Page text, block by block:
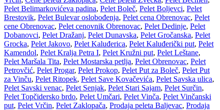
Pelet Belimarkovićeva padina, Pelet Boleč, Pelet Boljevci, Pelet
Brestovik, Pelet Bulevar oslobođenja, Pelet cena Obrenovac, Pelet
cene Obrenovac, Pelet cenovnik Obrenovac, Pelet Dedinje, Pelet
Dobanovci, Pelet Dražanj, Pelet Dunavska, Pelet Gročanska, Pelet
Grocka, Pelet Jakovo, Pelet Kaluđerica, Pelet Kaluđerički put, Pelet
Kamendol, Pelet Kralja Petra I, Pelet Kružni put, Pelet Leštane,
Pelet Maršala Tita, Pelet Mostarska petlja, Pelet Obrenovac, Pelet
Petrovčić, Pelet Progar, Pelet Prokop, Pelet Put za Boleč, Pelet Put
za Vinču, Pelet Ritopek, Pelet Save Kovačevića, Pelet Savska ulica,
Pelet Savski venac, Pelet Senjak, Pelet Stari Sajam, Pelet Surčin,
Pelet Topčidersko brdo, Pelet Umčari, Pelet Vinča, Pelet Vinčanski
put, Pelet Vrčin, Pelet Zaklopača, Prodaja peleta Baljevac, Prodaja